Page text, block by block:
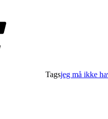
Tagsjeg må ikke